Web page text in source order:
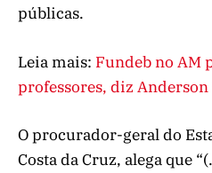
públicas.
Leia mais: Fundeb no AM
professores, diz Anderson
O procurador-geral do
Costa da Cruz, alega que